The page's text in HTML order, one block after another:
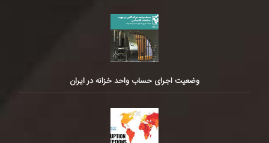
وضعیت اجرای حساب واحد خزانه در ایران